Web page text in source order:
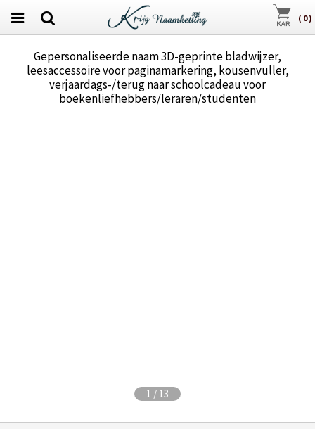
( 0)
Gepersonaliseerde naam 3D-geprinte bladwijzer,
leesaccessoire voor paginamarkering, kousenvuller,
verjaardags-/terug naar schoolcadeau voor
boekenliefhebbers/leraren/studenten
1 / 13